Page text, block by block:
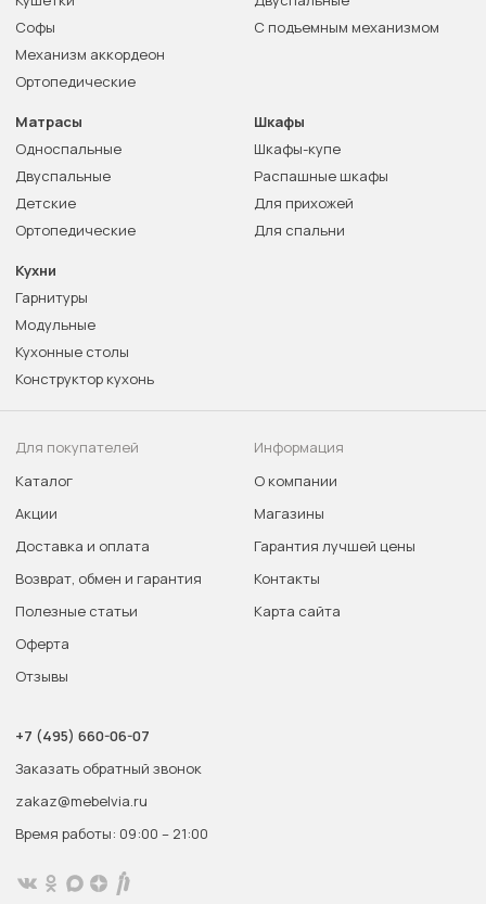
Софы
Механизм аккордеон
Ортопедические
С подъемным механизмом
Матрасы
Односпальные
Двуспальные
Детские
Ортопедические
Шкафы
Шкафы-купе
Распашные шкафы
Для прихожей
Для спальни
Кухни
Гарнитуры
Модульные
Кухонные столы
Конструктор кухонь
Для покупателей
Каталог
Акции
Доставка и оплата
Возврат, обмен и гарантия
Полезные статьи
Оферта
Отзывы
Информация
О компании
Магазины
Гарантия лучшей цены
Контакты
Карта сайта
+7 (495) 660-06-07
Заказать обратный звонок
zakaz@mebelvia.ru
Время работы: 09:00 – 21:00